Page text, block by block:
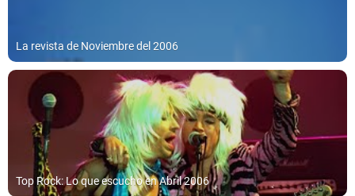
La revista de Noviembre del 2006
Top Rock: Lo que escucho en Abril 2006